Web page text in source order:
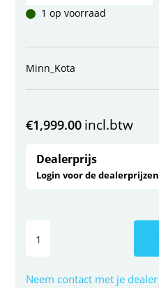
1 op voorraad
Minn_Kota
€1,999.00 incl.btw
Dealerprijs
Login voor de dealerprijzen
Neem contact met je dealer